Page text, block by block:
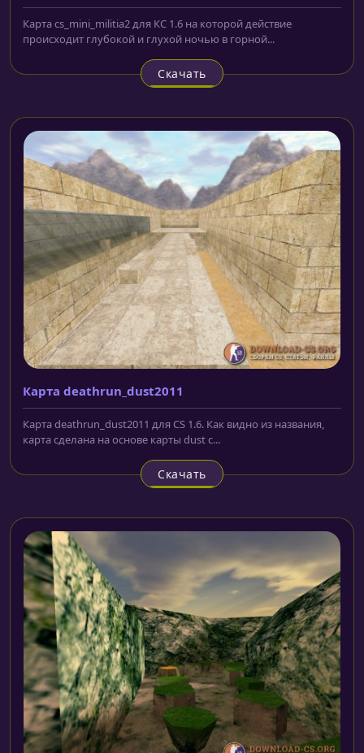
Карта cs_mini_militia2 для КС 1.6 на которой действие
происходит глубокой и глухой ночью в горной...
Скачать
Карта deathrun_dust2011
Карта deathrun_dust2011 для CS 1.6. Как видно из названия,
карта сделана на основе карты dust с...
Скачать